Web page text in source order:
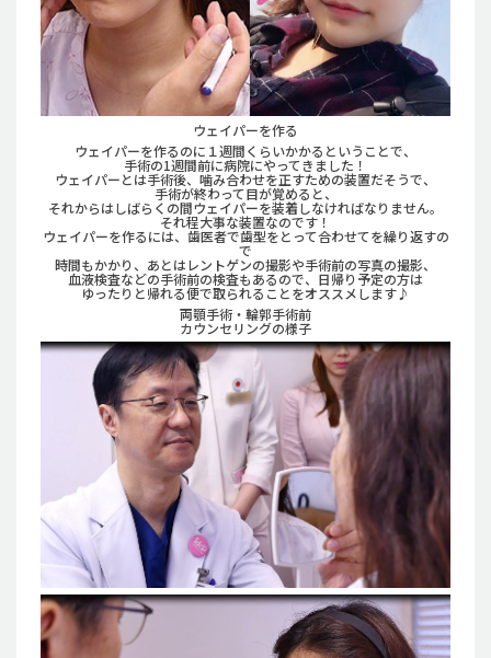
ウェイパーを作る
ウェイパーを作るのに１週間くらいかかるということで、
手術の1週間前に病院にやってきました！
ウェイパーとは手術後、噛み合わせを正すための装置だそうで、
手術が終わって目が覚めると、
それからはしばらくの間ウェイパーを装着しなければなりません。
それ程大事な装置なのです！
ウェイパーを作るには、歯医者で歯型をとって合わせてを繰り返すの
で
時間もかかり、あとはレントゲンの撮影や手術前の写真の撮影、
血液検査などの手術前の検査もあるので、日帰り予定の方は
ゆったりと帰れる便で取られることをオススメします♪
両顎手術・輪郭手術前
カウンセリングの様子